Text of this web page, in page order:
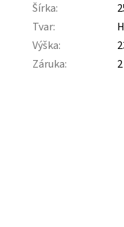
Šírka:
Tvar:
Výška:
Záruka: